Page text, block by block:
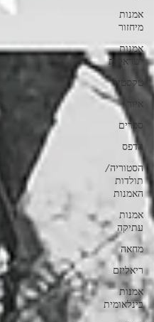
אמנות
מיחזור
אמנות
ישראלית
טקסטיל
איור
ספרים
הדפס
הסטוריה/
תולדות
האמנות
אמנות
עתיקה
מחאה
ריאליזם
אמנות
בינלאומית